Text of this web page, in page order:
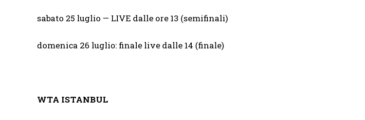
sabato 25 luglio — LIVE dalle ore 13 (semifinali)
domenica 26 luglio: finale live dalle 14 (finale)
WTA ISTANBUL